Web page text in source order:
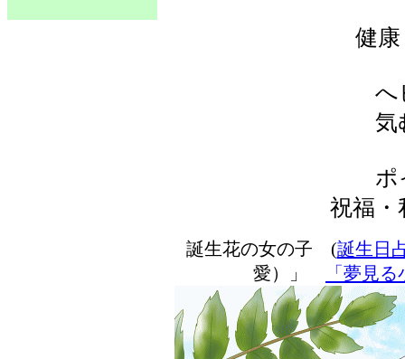
健
へ
気
ポ
祝福・
誕生花の女の子 (誕生日
愛）」
「夢見